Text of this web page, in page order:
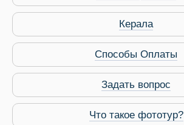
Service Дахаб
Керала
Способы Оплаты
Задать вопрос
Что такое фототур?